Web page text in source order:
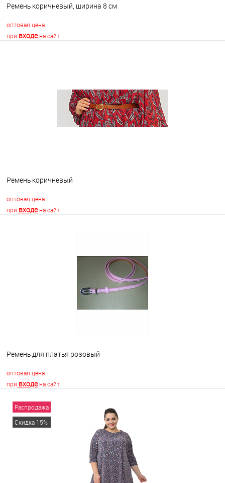
Ремень коричневый, ширина 8 см
оптовая цена
при входена сайт
В наличии
Ремень коричневый
оптовая цена
при входена сайт
Недоступно
Ремень для платья розовый
оптовая цена
при входена сайт
В корзину
Распродажа
Скидка 15%